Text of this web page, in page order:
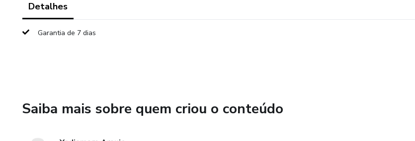
Detalhes
Garantia de 7 dias
Saiba mais sobre quem criou o conteúdo